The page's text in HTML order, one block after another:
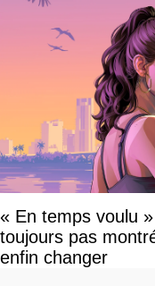
« En temps voulu
toujours pas
enfin changer